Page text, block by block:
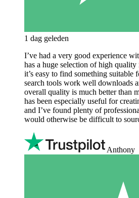
1 dag geleden
I’ve had a very good experience
has a huge selection of high quality
it’s easy to find something suitable
search tools work well downloads
overall quality is much better than
has been especially useful for
and I’ve found plenty of
would otherwise be difficult to
Anthony